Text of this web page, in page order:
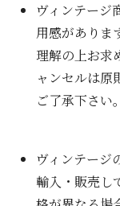
ヴィンテージ
用感がありま
理解の上お求
ャンセルは原
ご了承下さい。
ヴィンテージ
輸入・販売し